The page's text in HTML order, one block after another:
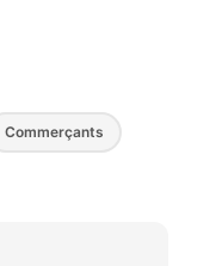
Commerçants